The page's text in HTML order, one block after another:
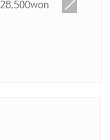
28,500won